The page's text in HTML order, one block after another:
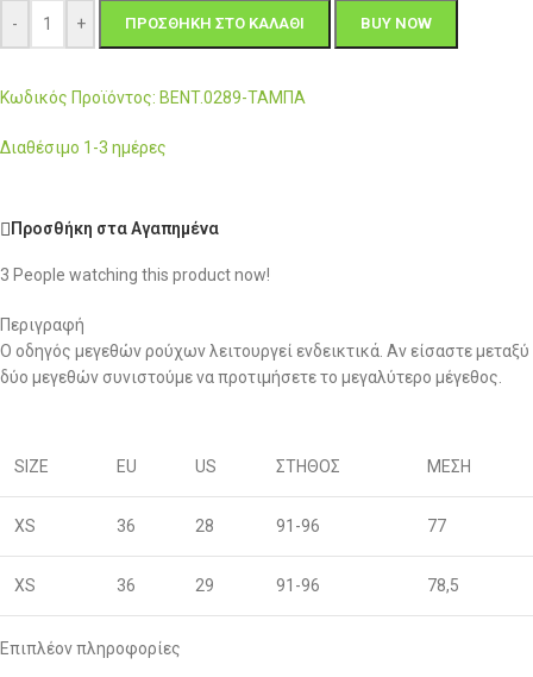
- + ΠΡΟΣΘΉΚΗ ΣΤΟ ΚΑΛΆΘΙ BUY NOW
Κωδικός Προϊόντος: BENT.0289-ΤΑΜΠΑ
Διαθέσιμο 1-3 ημέρες
Προσθήκη στα Αγαπημένα
3 People watching this product now!
Περιγραφή
Ο οδηγός μεγεθών ρούχων λειτουργεί ενδεικτικά. Αν είσαστε μεταξύ
δύο μεγεθών συνιστούμε να προτιμήσετε το μεγαλύτερο μέγεθος.
SIZE EU US ΣΤΗΘΟΣ ΜΕΣΗ
XS 36 28 91-96 77
XS 36 29 91-96 78,5
S 38
Επιπλέον πληροφορίες